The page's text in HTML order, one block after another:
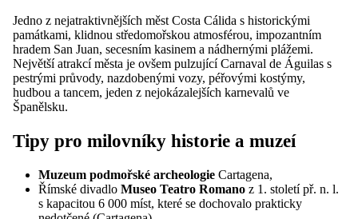
Jedno z nejatraktivnějších měst Costa Cálida s historickými
památkami, klidnou středomořskou atmosférou, impozantním
hradem San Juan, secesním kasinem a nádhernými plážemi.
Největší atrakcí města je ovšem pulzující Carnaval de Águilas s
pestrými průvody, nazdobenými vozy, péřovými kostýmy,
hudbou a tancem, jeden z nejokázalejších karnevalů ve
Španělsku.
Tipy pro milovníky historie a muzeí
Muzeum podmořské archeologie Cartagena,
Římské divadlo Museo Teatro Romano z 1. století př. n. l.
s kapacitou 6 000 míst, které se dochovalo prakticky